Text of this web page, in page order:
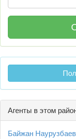
Агенты в этом
Байжан Наурузбаев